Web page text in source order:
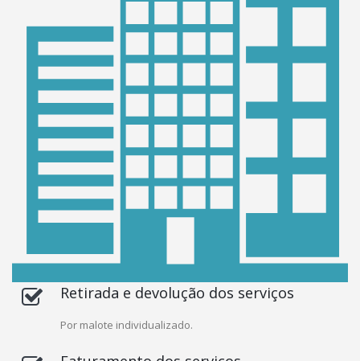
Retirada e devolução dos serviços
Por malote individualizado.